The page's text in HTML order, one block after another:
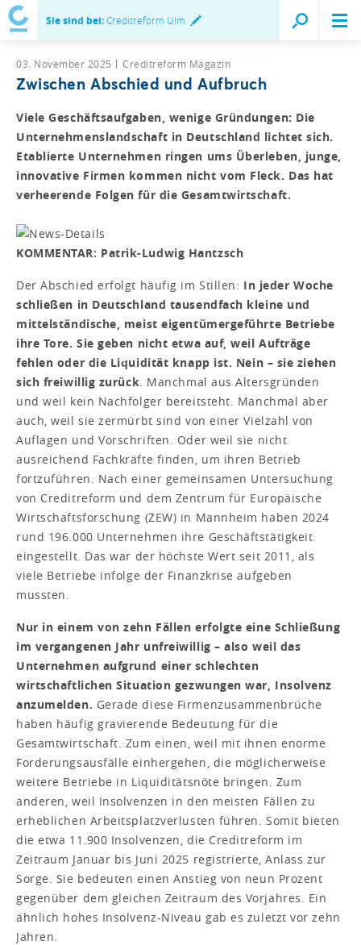
Sie sind bei:Creditreform Ulm
03. November 2025 Creditreform Magazin
Zwischen Abschied und Aufbruch
Viele Geschäftsaufgaben, wenige Gründungen: Die
Unternehmenslandschaft in Deutschland lichtet sich.
Etablierte Unternehmen ringen ums Überleben, junge,
innovative Firmen kommen nicht vom Fleck. Das hat
verheerende Folgen für die Gesamtwirtschaft.
KOMMENTAR: Patrik-Ludwig Hantzsch
Der Abschied erfolgt häufig im Stillen: In jeder Woche
schließen in Deutschland tausendfach kleine und
mittelständische, meist eigentümergeführte Betriebe
ihre Tore. Sie geben nicht etwa auf, weil Aufträge
fehlen oder die Liquidität knapp ist. Nein – sie ziehen
sich freiwillig zurück. Manchmal aus Altersgründen
und weil kein Nachfolger bereitsteht. Manchmal aber
auch, weil sie zermürbt sind von einer Vielzahl von
Auflagen und Vorschriften. Oder weil sie nicht
ausreichend Fachkräfte finden, um ihren Betrieb
fortzuführen. Nach einer gemeinsamen Untersuchung
von Creditreform und dem Zentrum für Europäische
Wirtschaftsforschung (ZEW) in Mannheim haben 2024
rund 196.000 Unternehmen ihre Geschäftstätigkeit
eingestellt. Das war der höchste Wert seit 2011, als
viele Betriebe infolge der Finanzkrise aufgeben
mussten.
Nur in einem von zehn Fällen erfolgte eine Schließung
im vergangenen Jahr unfreiwillig – also weil das
Unternehmen aufgrund einer schlechten
wirtschaftlichen Situation gezwungen war, Insolvenz
anzumelden. Gerade diese Firmenzusammenbrüche
haben häufig gravierende Bedeutung für die
Gesamtwirtschaft. Zum einen, weil mit ihnen enorme
Forderungsausfälle einhergehen, die möglicherweise
weitere Betriebe in Liquiditätsnöte bringen. Zum
anderen, weil Insolvenzen in den meisten Fällen zu
erheblichen Arbeitsplatzverlusten führen. Somit bieten
die etwa 11.900 Insolvenzen, die Creditreform im
Zeitraum Januar bis Juni 2025 registrierte, Anlass zur
Sorge. Sie bedeuten einen Anstieg von neun Prozent
gegenüber dem gleichen Zeitraum des Vorjahres. Ein
ähnlich hohes Insolvenz-Niveau gab es zuletzt vor zehn
Jahren.